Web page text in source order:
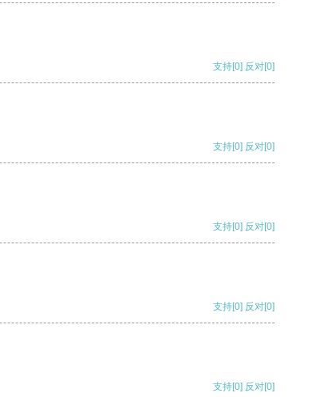
支持[0] 反对[0]
支持[0] 反对[0]
支持[0] 反对[0]
支持[0] 反对[0]
支持[0] 反对[0]